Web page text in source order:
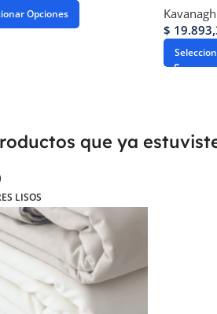
Opciones
Kavanagh
$
que ya
LISOS